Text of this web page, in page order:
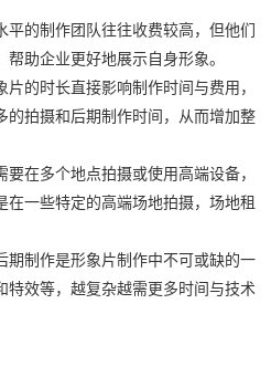
平的制作团队往往收费较高，但他们
助企业更好地展示自身形象。
片的时长直接影响制作时间与费用，
的拍摄和后期制作时间，从而增加整
要在多个地点拍摄或使用高端设备，
在一些特定的高端场地拍摄，场地租
期制作是形象片制作中不可或缺的一
特效等，越复杂越需更多时间与技术